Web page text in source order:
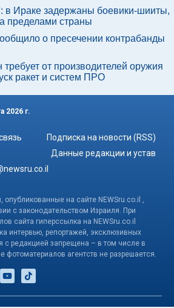
в Ираке задержаны боевики-шииты,
пределами страны
о пресечении контрабанды
требует от производителей оружия
ракет и систем ПРО
2026 г.
Подписка на новости (RSS)
Данные редакции и устав
опубликованные на сайте NEWSru.co.il ,
с законодательством Израиля. При
сайта гиперссылка на NEWSru.co.il
интервью, репортажей, эксклюзивных
с редакцией запрещена – в том числе в
фотоматериалов агентств не разрешается.